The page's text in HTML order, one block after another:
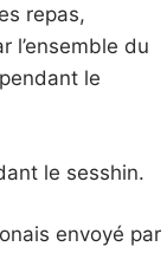
repas,
l’ensemble du
le
le sesshin.
envoyé par